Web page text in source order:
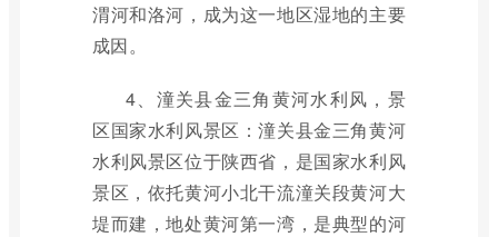
渭河和洛河，成为这一地区湿地的主要
成因。
4、潼关县金三角黄河水利风，景
区国家水利风景区：潼关县金三角黄河
水利风景区位于陕西省，是国家水利风
景区，依托黄河小北干流潼关段黄河大
堤而建，地处黄河第一湾，是典型的河